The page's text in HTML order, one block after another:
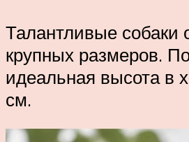
Талантливые собаки
крупных размеров.
идеальная высота в
см.